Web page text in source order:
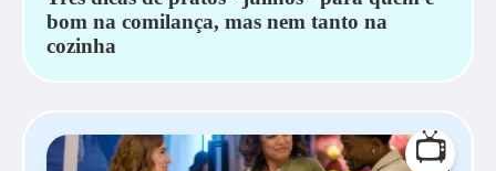
bom na comilança, mas nem tanto na
cozinha
📺